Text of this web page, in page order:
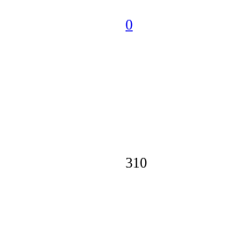
0
310